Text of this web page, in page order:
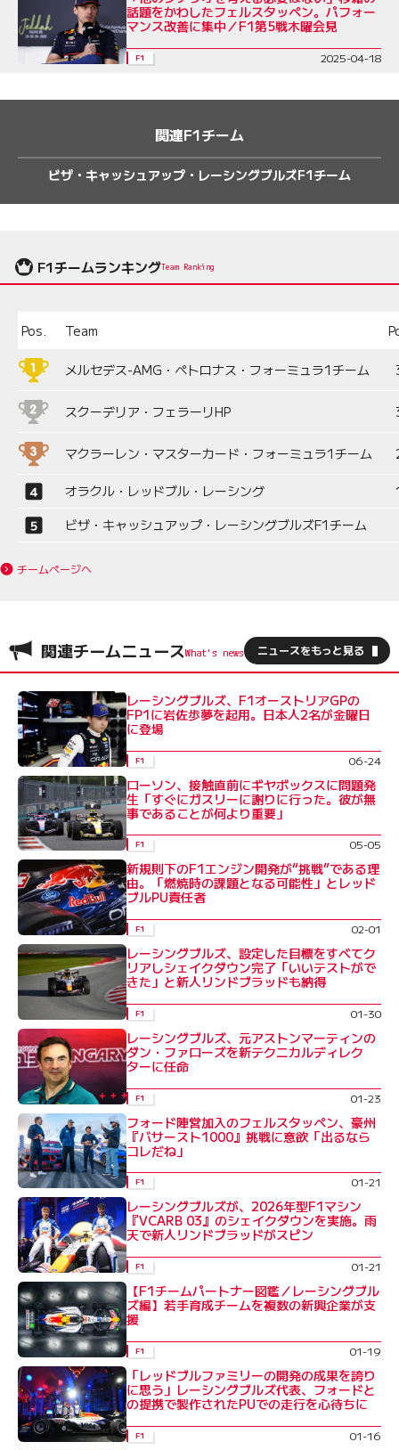
話題をかわしたフェルスタッペン。パフォー
マンス改善に集中／F1第5戦木曜会見
F1 2025-04-18
関連F1チーム
ビザ・キャッシュアップ・レーシングブルズF1チーム
F1チームランキングTeam Ranking
Pos. Team
メルセデス-AMG・ペトロナス・フォーミュラ1チーム
スクーデリア・フェラーリHP
マクラーレン・マスターカード・フォーミュラ1チーム
オラクル・レッドブル・レーシング
ビザ・キャッシュアップ・レーシングブルズF1チーム
チームページへ
関連チームニュース ニュースをもっと見る
レーシングブルズ、F1オーストリアGPの
FP1に岩佐歩夢を起用。日本人2名が金曜日
に登場
F1 06-24
ローソン、接触直前にギヤボックスに問題発
生「すぐにガスリーに謝りに行った。彼が無
事であることが何より重要」
F1 05-05
新規則下のF1エンジン開発が“挑戦”である理
由。「燃焼時の課題となる可能性」とレッド
ブルPU責任者
F1 02-01
レーシングブルズ、設定した目標をすべてク
リアしシェイクダウン完了「いいテストがで
きた」と新人リンドブラッドも納得
F1 01-30
レーシングブルズ、元アストンマーティンの
ダン・ファローズを新テクニカルディレク
ターに任命
F1 01-23
フォード陣営加入のフェルスタッペン、豪州
『バサースト1000』挑戦に意欲「出るなら
コレだね」
F1 01-21
レーシングブルズが、2026年型F1マシン
『VCARB 03』のシェイクダウンを実施。雨
天で新人リンドブラッドがスピン
F1 01-21
【F1チームパートナー図鑑／レーシングブル
ズ編】若手育成チームを複数の新興企業が支
援
F1 01-19
「レッドブルファミリーの開発の成果を誇り
に思う」レーシングブルズ代表、フォードと
の提携で製作されたPUでの走行を心待ちに
F1 01-16